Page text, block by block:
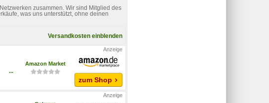
zusammen. Wir sind Mitglied des
was uns unterstützt, ohne deinen
Versandkosten einblenden
...
Amazon Market
zum Shop